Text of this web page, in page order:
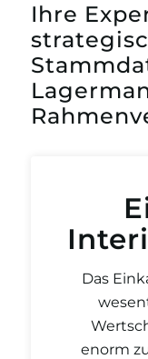
Ihre
Das
enorm